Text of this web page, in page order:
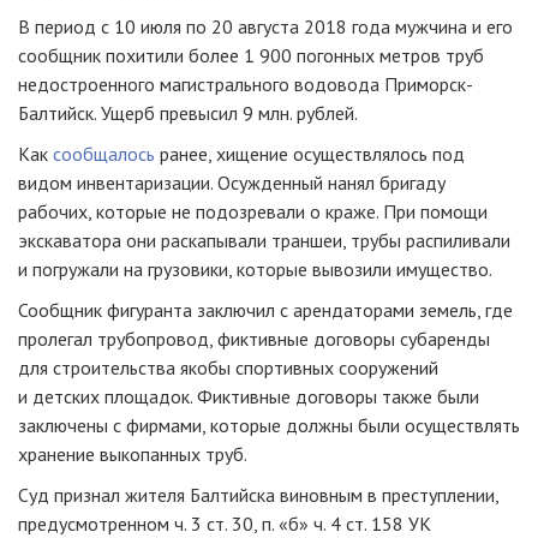
В период с 10 июля по 20 августа 2018 года мужчина и его
сообщник похитили более 1 900 погонных метров труб
недостроенного магистрального водовода Приморск-
Балтийск. Ущерб превысил 9 млн. рублей.
Как сообщалось ранее, хищение осуществлялось под
видом инвентаризации. Осужденный нанял бригаду
рабочих, которые не подозревали о краже. При помощи
экскаватора они раскапывали траншеи, трубы распиливали
и погружали на грузовики, которые вывозили имущество.
Сообщник фигуранта заключил с арендаторами земель, где
пролегал трубопровод, фиктивные договоры субаренды
для строительства якобы спортивных сооружений
и детских площадок. Фиктивные договоры также были
заключены с фирмами, которые должны были осуществлять
хранение выкопанных труб.
Суд признал жителя Балтийска виновным в преступлении,
предусмотренном ч. 3 ст. 30, п. «б» ч. 4 ст. 158 УК